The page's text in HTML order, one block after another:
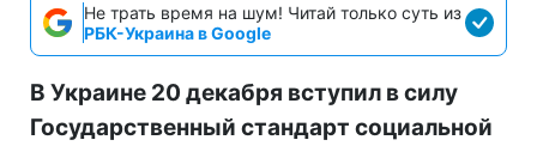
Не трать время на шум! Читай только суть из
РБК-Украина в Google
В Украине 20 декабря вступил в силу
Государственный стандарт социальной